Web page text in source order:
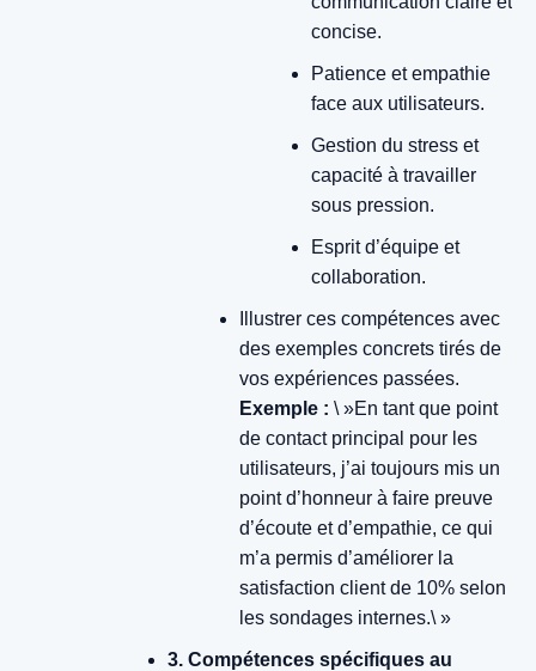
concise.
Patience et empathie
face aux utilisateurs.
Gestion du stress et
capacité à travailler
sous pression.
Esprit d’équipe et
collaboration.
Illustrer ces compétences avec
des exemples concrets tirés de
vos expériences passées.
Exemple : \ »En tant que point
de contact principal pour les
utilisateurs, j’ai toujours mis un
point d’honneur à faire preuve
d’écoute et d’empathie, ce qui
m’a permis d’améliorer la
satisfaction client de 10% selon
les sondages internes.\ »
3. Compétences spécifiques au